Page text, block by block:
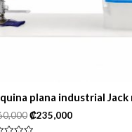
plana industrial Jack
₡235,000